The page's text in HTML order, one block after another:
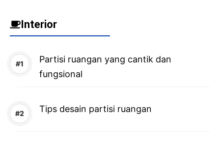
Interior
Partisi ruangan yang cantik dan
fungsional
Tips desain partisi ruangan